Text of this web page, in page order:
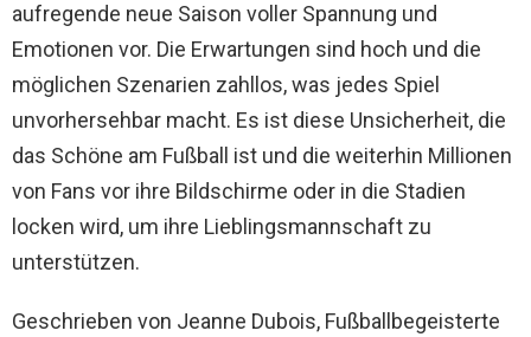
aufregende neue Saison voller Spannung und
Emotionen vor. Die Erwartungen sind hoch und die
möglichen Szenarien zahllos, was jedes Spiel
unvorhersehbar macht. Es ist diese Unsicherheit, die
das Schöne am Fußball ist und die weiterhin Millionen
von Fans vor ihre Bildschirme oder in die Stadien
locken wird, um ihre Lieblingsmannschaft zu
unterstützen.
Geschrieben von Jeanne Dubois, Fußballbegeisterte